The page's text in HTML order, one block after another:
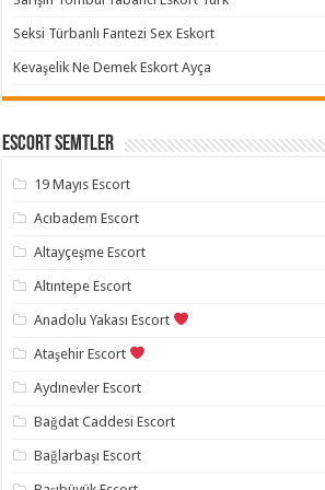
Seksi Türbanlı Fantezi Sex Eskort
Kevaşelik Ne Demek Eskort Ayça
Escort Semtler
19 Mayıs Escort
Acıbadem Escort
Altayçeşme Escort
Altıntepe Escort
Anadolu Yakası Escort
Ataşehir Escort
Aydınevler Escort
Bağdat Caddesi Escort
Bağlarbaşı Escort